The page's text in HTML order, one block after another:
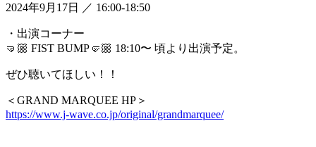
2024年9月17日 ／ 16:00-18:50
・出演コーナー
🤜🏼 FIST BUMP🤛🏼 18:10〜 頃より出演予定。
ぜひ聴いてほしい！！
＜GRAND MARQUEE HP＞
https://www.j-wave.co.jp/original/grandmarquee/